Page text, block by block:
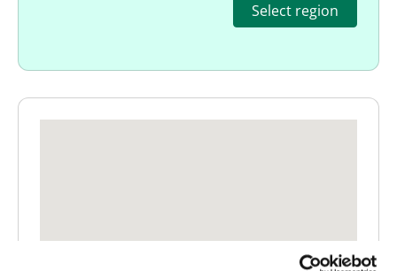
Select region